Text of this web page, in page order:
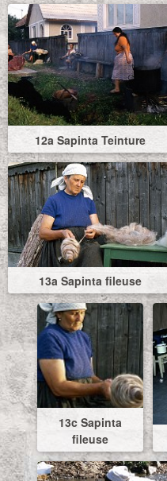
12a Sapinta Teinture
13a Sapinta fileuse
13c Sapinta
fileuse